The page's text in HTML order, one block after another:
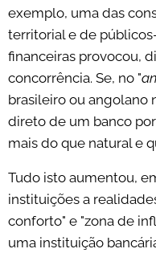
exemplo, uma das
territorial e de
financeiras provocou,
concorrência. Se, no "
brasileiro ou angolano
direto de um banco
mais do que natural e
Tudo isto aumentou,
instituições a
conforto" e "zona de
uma instituição